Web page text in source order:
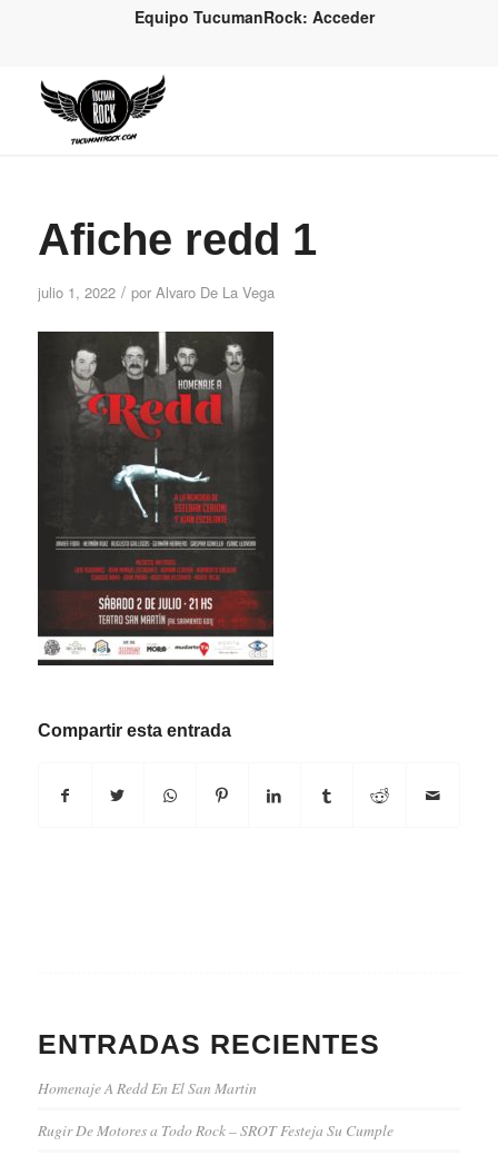
Equipo TucumanRock: Acceder
Afiche redd 1
julio 1, 2022 / por Alvaro De La Vega
Compartir esta entrada
ENTRADAS RECIENTES
Homenaje A Redd En El San Martin
Rugir De Motores a Todo Rock – SROT Festeja Su Cumple